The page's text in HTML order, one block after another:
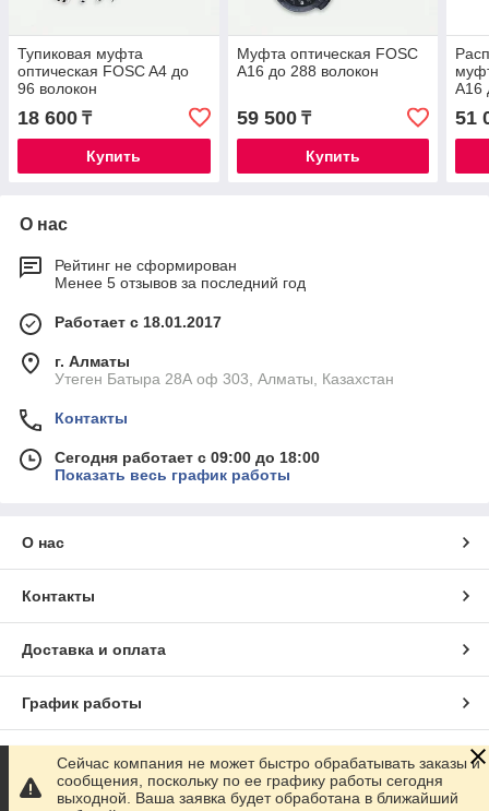
Тупиковая муфта
оптическая FOSC A4 до
96 волокон
18 600 ₸
Купить
Муфта оптическая FOSC
A16 до 288 волокон
59 500₸
Купить
A16
51
О нас
Рейтинг не сформирован
Менее 5 отзывов за последний год
Работает с 18.01.2017
г. Алматы
Утеген Батыра 28А оф 303, Алматы, Казахстан
Контакты
Сегодня работает с 09:00 до 18:00
Показать весь график работы
О нас
Контакты
Доставка и оплата
График работы
Полная версия сайта
Сейчас компания не может быстро обрабатывать заказы и
сообщения, поскольку по ее графику работы сегодня
выходной. Ваша заявка будет обработана в ближайший